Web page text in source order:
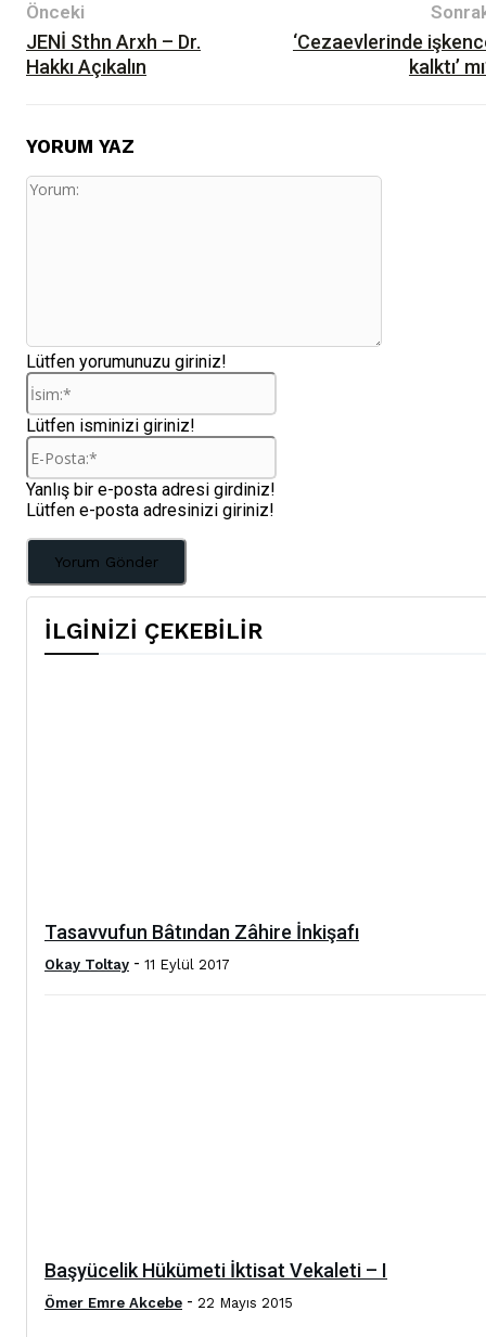
Önceki
JENİ Sthn Arxh – Dr.
Hakkı Açıkalın
‘Cezaevlerinde
kalktı’
YORUM YAZ
Yorum:
Lütfen yorumunuzu giriniz!
İsim:*
Lütfen isminizi giriniz!
E-
Yanlış bir e-posta adresi girdiniz!
Lütfen e-posta adresinizi giriniz!
İLGİNİZİ ÇEKEBİLİR
Tasavvufun Bâtından Zâhire İnkişafı
Okay Toltay - 11 Eylül 2017
Başyücelik Hükümeti İktisat Vekaleti – I
Ömer Emre Akcebe - 22 Mayıs 2015